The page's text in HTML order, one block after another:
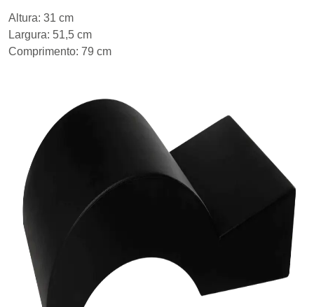
Altura: 31 cm
Largura: 51,5 cm
Comprimento: 79 cm